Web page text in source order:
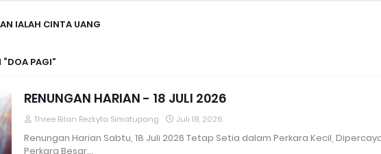
IALAH CINTA UANG
DOA PAGI
RENUNGAN HARIAN - 18 JULI 2026
Three Bilan Rezkyta Simatupang Juli 18, 2026
Renungan Harian Sabtu, 18 Juli 2026 Tetap Setia dalam Perkara Kecil,
Perkara Besar…